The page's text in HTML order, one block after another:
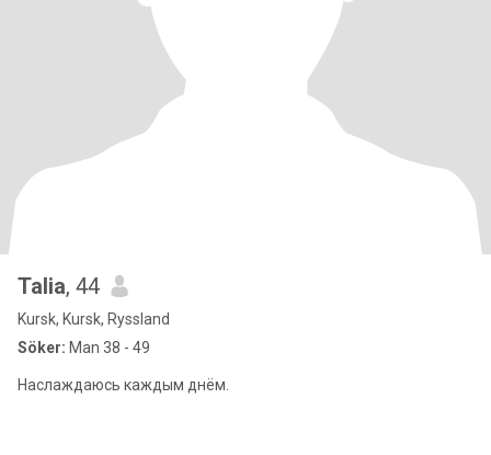
Talia, 44
Kursk, Kursk, Ryssland
Söker: Man 38 - 49
Наслаждаюсь каждым днём.